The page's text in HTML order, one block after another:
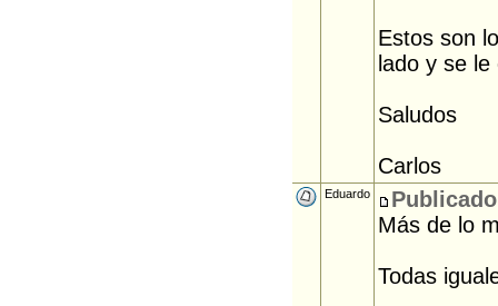
Estos son
lado y se
Saludos
Carlos
Eduardo
Más de lo
Todas